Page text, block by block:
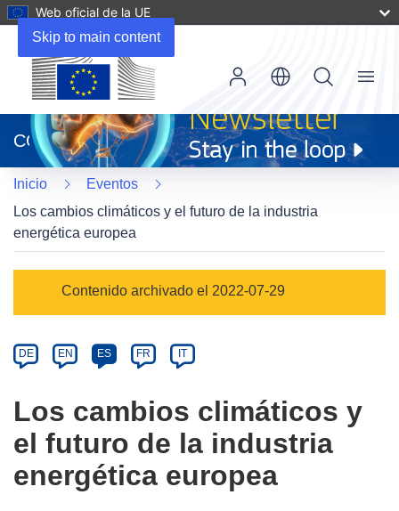
Skip to main content
Web oficial de la UE
abrirá
en
una
nueva
ventana)
CORDIS
Menu
Inicio
Eventos
Los cambios climáticos y el futuro de la industria
energética europea
category
Contenido archivado el 2022-07-29
Article
available
the
following
languages:
DE EN ES FR IT
Los cambios climáticos y
el futuro de la industria
energética europea